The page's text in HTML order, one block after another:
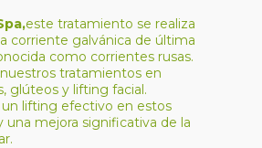
este tratamiento se realiza
corriente galvánica de última
como corrientes rusas.
tratamientos en
glúteos y lifting facial.
un lifting efectivo en estos
mejora significativa de la